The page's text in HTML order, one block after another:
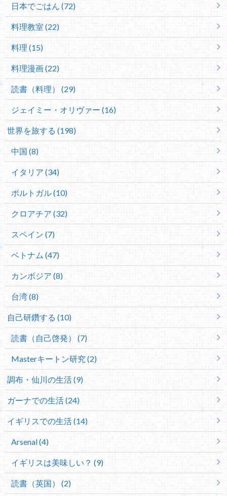
日本でごはん (72)
料理教室 (22)
料理 (15)
料理漫画 (22)
読書（料理） (29)
ジェイミー・オリヴァー (16)
世界を旅する (198)
中国 (8)
イタリア (34)
ポルトガル (10)
クロアチア (32)
スペイン (7)
ベトナム (47)
カンボジア (8)
台湾 (8)
自己研鑽する (10)
読書（自己啓発） (7)
Masterキートン研究 (2)
調布・仙川の生活 (9)
ガーナでの生活 (24)
イギリスでの生活 (14)
Arsenal (4)
イギリスは美味しい？ (9)
読書（英国） (2)